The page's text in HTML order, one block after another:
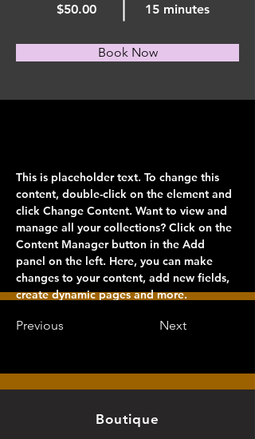
$50.00 15 minutes
Book Now
This is placeholder text. To change this
content, double-click on the element and
click Change Content. Want to view and
manage all your collections? Click on the
Content Manager button in the Add
panel on the left. Here, you can make
changes to your content, add new fields,
create dynamic pages and more.
Previous Next
Boutique